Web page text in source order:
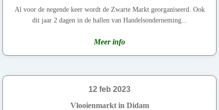
Al voor de negende keer wordt de Zwarte Markt georganiseerd. Ook
dit jaar 2 dagen in de hallen van Handelsonderneming...
Meer info
12 feb 2023
Vlooienmarkt in Didam